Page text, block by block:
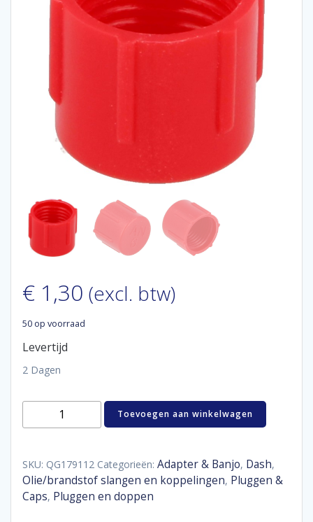
€ 1,30 (excl. btw)
50 op voorraad
Levertijd
2 Dagen
Plastic
D12
aantal
Toevoegen aan winkelwagen
SKU: QG179112 Categorieën: Adapter & Banjo, Dash,
Olie/brandstof slangen en koppelingen, Pluggen &
Caps, Pluggen en doppen